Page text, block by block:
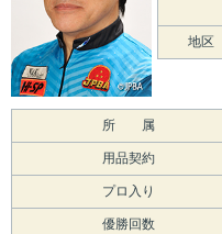
地区
所 属
用品契約
プロ入り
優勝回数